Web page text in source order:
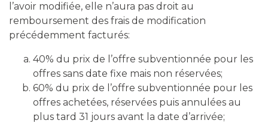
l’avoir modifiée, elle n’aura pas droit au
remboursement des frais de modification
précédemment facturés:
40% du prix de l’offre subventionnée pour les
offres sans date fixe mais non réservées;
60% du prix de l’offre subventionnée pour les
offres achetées, réservées puis annulées au
plus tard 31 jours avant la date d’arrivée;